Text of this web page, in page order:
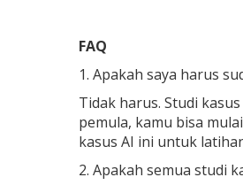
FAQ
1. Apakah saya harus
Tidak harus. Studi
pemula, kamu bisa
kasus AI ini untuk
2. Apakah semua studi